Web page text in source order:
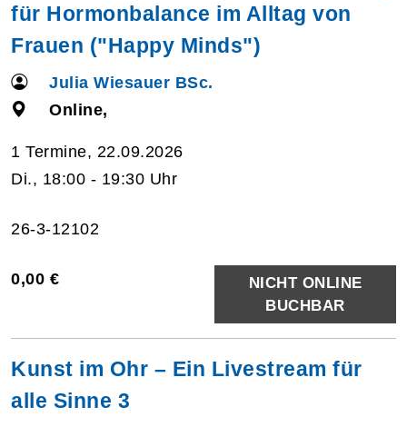
für Hormonbalance im Alltag von
Frauen ("Happy Minds")
Julia Wiesauer BSc.
Online,
1 Termine, 22.09.2026
Di., 18:00 - 19:30 Uhr
26-3-12102
0,00 €
NICHT ONLINE
BUCHBAR
Kunst im Ohr – Ein Livestream für
alle Sinne 3